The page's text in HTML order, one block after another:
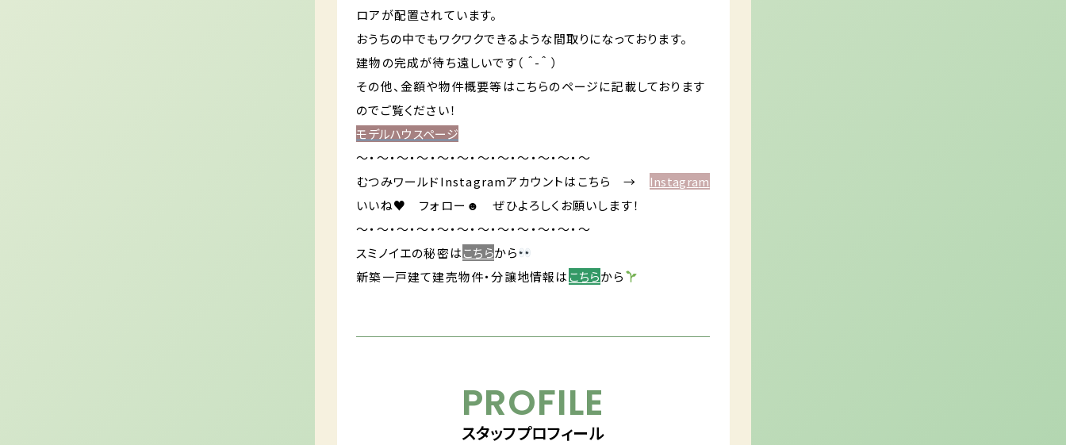
ロアが配置されています。
おうちの中でもワクワクできるような間取りになっております。
建物の完成が待ち遠しいです（ ＾-＾ ）
その他、金額や物件概要等はこちらのページに記載しております
のでご覧ください！
モデルハウスページ
～・～・～・～・～・～・～・～・～・～・～・～
むつみワールドInstagramアカウントはこちら → Instagram
いいね♥ フォロー☻ ぜひよろしくお願いします！
～・～・～・～・～・～・～・～・～・～・～・～
スミノイエの秘密はこちらから
新築一戸建て建売物件・分譲地情報はこちらから
PROFILE
スタッフプロフィール